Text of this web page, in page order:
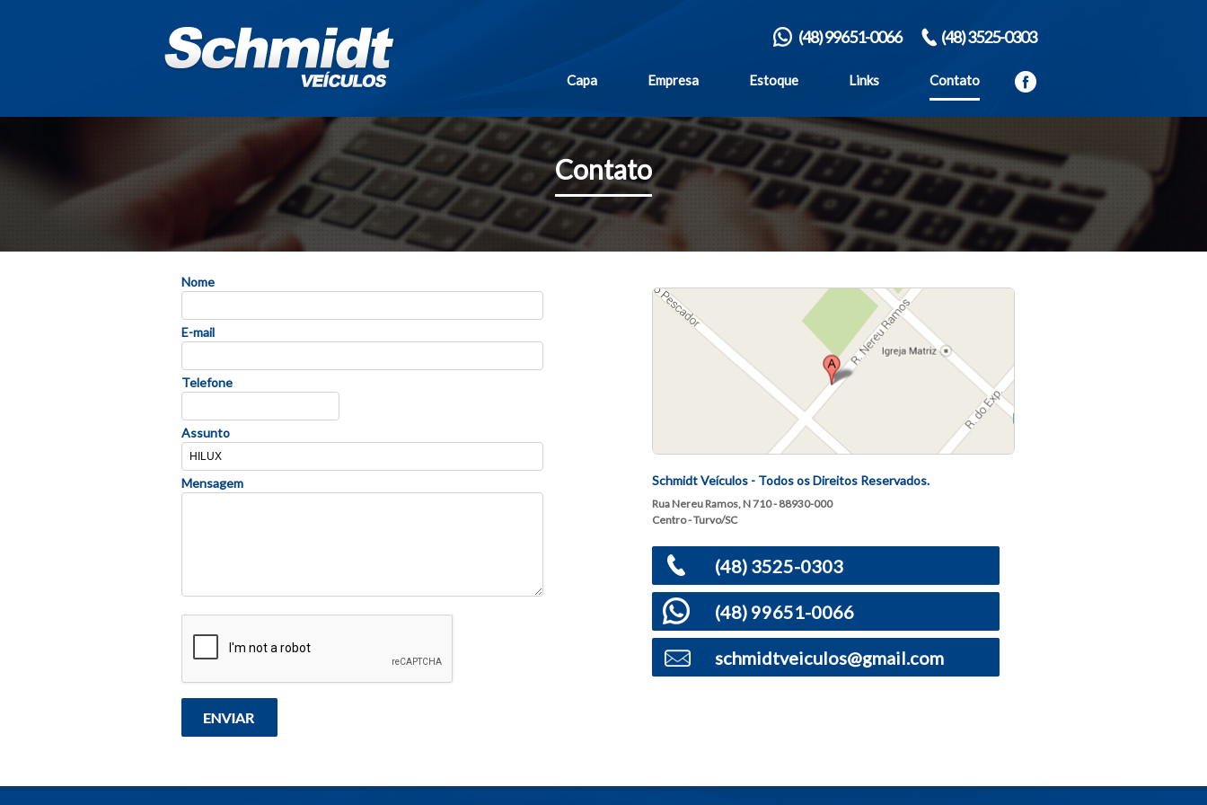
(48) 3525-0303
(48) 99651-0066
Capa Empresa Estoque Links Contato
Contato
Schmidt Veículos - Todos os Direitos Reservados.
Rua Nereu Ramos, N 710 - 88930-000
Centro - Turvo/SC
(48) 3525-0303
(48) 99651-0066
schmidtveiculos@gmail.com
Nome
E-mail
Telefone
Assunto
Mensagem